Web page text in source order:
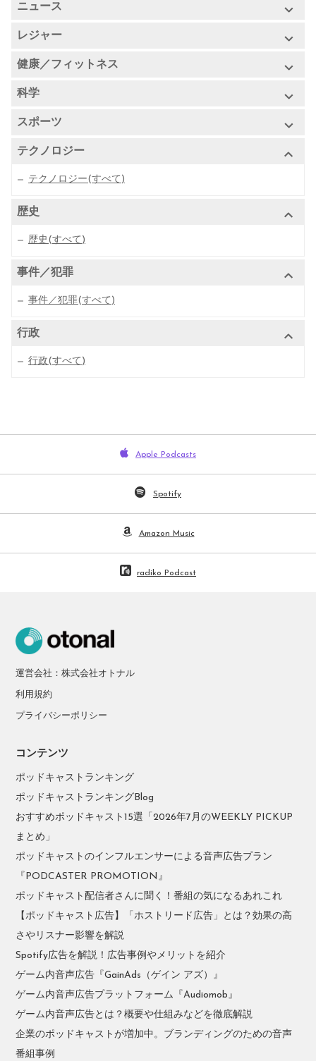
投資
マネージメント
個人ジャーナル
地域情報／トラベル
哲学
小説(すべて)
ドラマ
SF
コメディ
ニュース
ニュース(すべて)
ビジネスニュース
今日のニュース
政治
レジャー
レジャー(すべて)
自動車
航空
趣味
健康／フィットネス
健康／フィットネス(すべて)
代替療法
フィットネス
セクシャリティ
科学
科学(すべて)
自然科学
社会科学
数学
天文学
スポーツ
スポーツ(すべて)
サッカー
アメリカンフットボール
バスケットボール
野球
ランニング
クリケット
ファンタジースポーツ
テクノロジー
テクノロジー(すべて)
歴史
歴史(すべて)
事件／犯罪
事件／犯罪(すべて)
行政
行政(すべて)
Apple Podcasts
Spotify
Amazon Music
radiko Podcast
運営会社：株式会社オトナル
利用規約
プライバシーポリシー
コンテンツ
ポッドキャストランキング
ポッドキャストランキングBlog
おすすめポッドキャスト15選「2026年7月のWEEKLY PICKUP
まとめ」
ポッドキャストのインフルエンサーによる音声広告プラン
『PODCASTER PROMOTION』
ポッドキャスト配信者さんに聞く！番組の気になるあれこれ
【ポッドキャスト広告】「ホストリード広告」とは？効果の高
さやリスナー影響を解説
Spotify広告を解説！広告事例やメリットを紹介
ゲーム内音声広告『GainAds（ゲイン アズ）』
ゲーム内音声広告プラットフォーム『Audiomob』
ゲーム内音声広告とは？概要や仕組みなどを徹底解説
企業のポッドキャストが増加中。ブランディングのための音声
番組事例